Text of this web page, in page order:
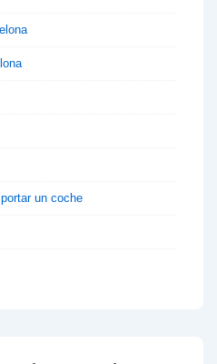
un coche